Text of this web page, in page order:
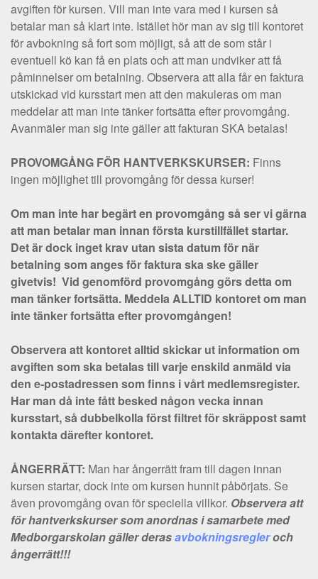
avgiften för kursen. Vill man inte vara med i kursen så
betalar man så klart inte. Istället hör man av sig till kontoret
för avbokning så fort som möjligt, så att de som står i
eventuell kö kan få en plats och att man undviker att få
påminnelser om betalning. Observera att alla får en faktura
utskickad vid kursstart men att den makuleras om man
meddelar att man inte tänker fortsätta efter provomgång.
Avanmäler man sig inte gäller att fakturan SKA betalas!
PROVOMGÅNG FÖR HANTVERKSKURSER: Finns
ingen möjlighet till provomgång för dessa kurser!
Om man inte har begärt en provomgång så ser vi gärna
att man betalar man innan första kurstillfället startar.
Det är dock inget krav utan sista datum för när
betalning som anges för faktura ska ske gäller
givetvis! Vid genomförd provomgång görs detta om
man tänker fortsätta. Meddela ALLTID kontoret om man
inte tänker fortsätta efter provomgången!
Observera att kontoret alltid skickar ut information om
avgiften som ska betalas till varje enskild anmäld via
den e-postadressen som finns i vårt medlemsregister.
Har man då inte fått besked någon vecka innan
kursstart, så dubbelkolla först filtret för skräppost samt
kontaktadärefter kontoret.
ÅNGERRÄTT: Man har ångerrätt fram till dagen innan
kursen startar, dock inte om kursen hunnit påbörjats. Se
även provomgång ovan för speciella villkor. Observera att
för hantverkskurser som anordnas i samarbete med
Medborgarskolan gäller derasavbokningsregleroch
ångerrätt!!!